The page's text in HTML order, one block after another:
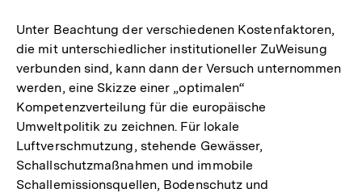
Unter Beachtung der verschiedenen Kostenfaktoren,
die mit unterschiedlicher institutioneller ZuWeisung
verbunden sind, kann dann der Versuch unternommen
werden, eine Skizze einer „optimalen“
Kompetenzverteilung für die europäische
Umweltpolitik zu zeichnen. Für lokale
Luftverschmutzung, stehende Gewässer,
Schallschutzmaßnahmen und immobile
Schallemissionsquellen, Bodenschutz und